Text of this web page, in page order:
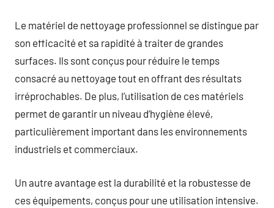
Le matériel de nettoyage professionnel se distingue par
son efficacité et sa rapidité à traiter de grandes
surfaces. Ils sont conçus pour réduire le temps
consacré au nettoyage tout en offrant des résultats
irréprochables. De plus, l’utilisation de ces matériels
permet de garantir un niveau d’hygiène élevé,
particulièrement important dans les environnements
industriels et commerciaux.
Un autre avantage est la durabilité et la robustesse de
ces équipements, conçus pour une utilisation intensive.